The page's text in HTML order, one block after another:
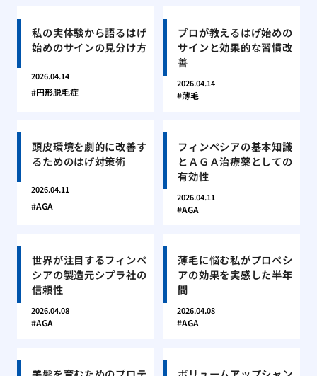
私の実体験から語るはげ
始めのサインの見分け方
2026.04.14
円形脱毛症
プロが教えるはげ始めの
サインと効果的な習慣改
善
2026.04.14
薄毛
頭皮環境を劇的に改善す
るためのはげ対策術
2026.04.11
AGA
フィンペシアの基本知識
とＡＧＡ治療薬としての
有効性
2026.04.11
AGA
世界が注目するフィンペ
シアの製造元シプラ社の
信頼性
2026.04.08
AGA
薄毛に悩む私がプロペシ
アの効果を実感した半年
間
2026.04.08
AGA